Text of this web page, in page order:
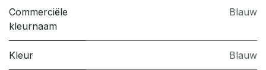
Commerciële
kleurnaam
Blauw
Kleur Blauw